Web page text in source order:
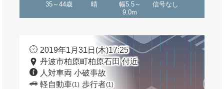
35～44歳 晴
幅5.5～
9.0m
信号なし
2019年1月31日(木)17:25
丹波市柏原町柏原石田 付近
人対車両 小破事故
軽自動車(1) 歩行者(1)